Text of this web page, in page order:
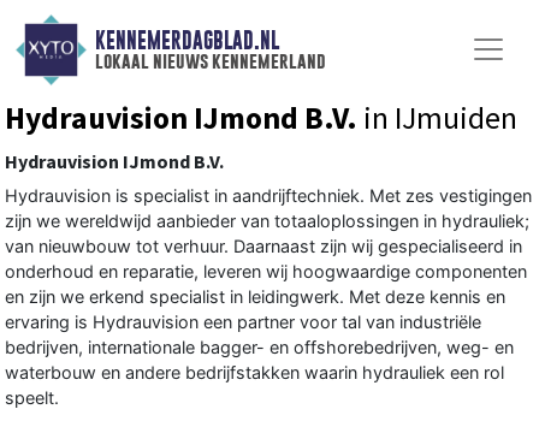
KENNEMERDAGBLAD.NL
lokaal nieuws kennemerland
Hydrauvision IJmond B.V. in IJmuiden
Hydrauvision IJmond B.V.
Hydrauvision is specialist in aandrijftechniek. Met zes vestigingen
zijn we wereldwijd aanbieder van totaaloplossingen in hydrauliek;
van nieuwbouw tot verhuur. Daarnaast zijn wij gespecialiseerd in
onderhoud en reparatie, leveren wij hoogwaardige componenten
en zijn we erkend specialist in leidingwerk. Met deze kennis en
ervaring is Hydrauvision een partner voor tal van industriële
bedrijven, internationale bagger- en offshorebedrijven, weg- en
waterbouw en andere bedrijfstakken waarin hydrauliek een rol
speelt.